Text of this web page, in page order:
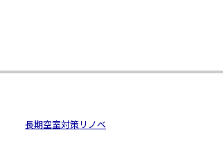
長期空室対策リノベ